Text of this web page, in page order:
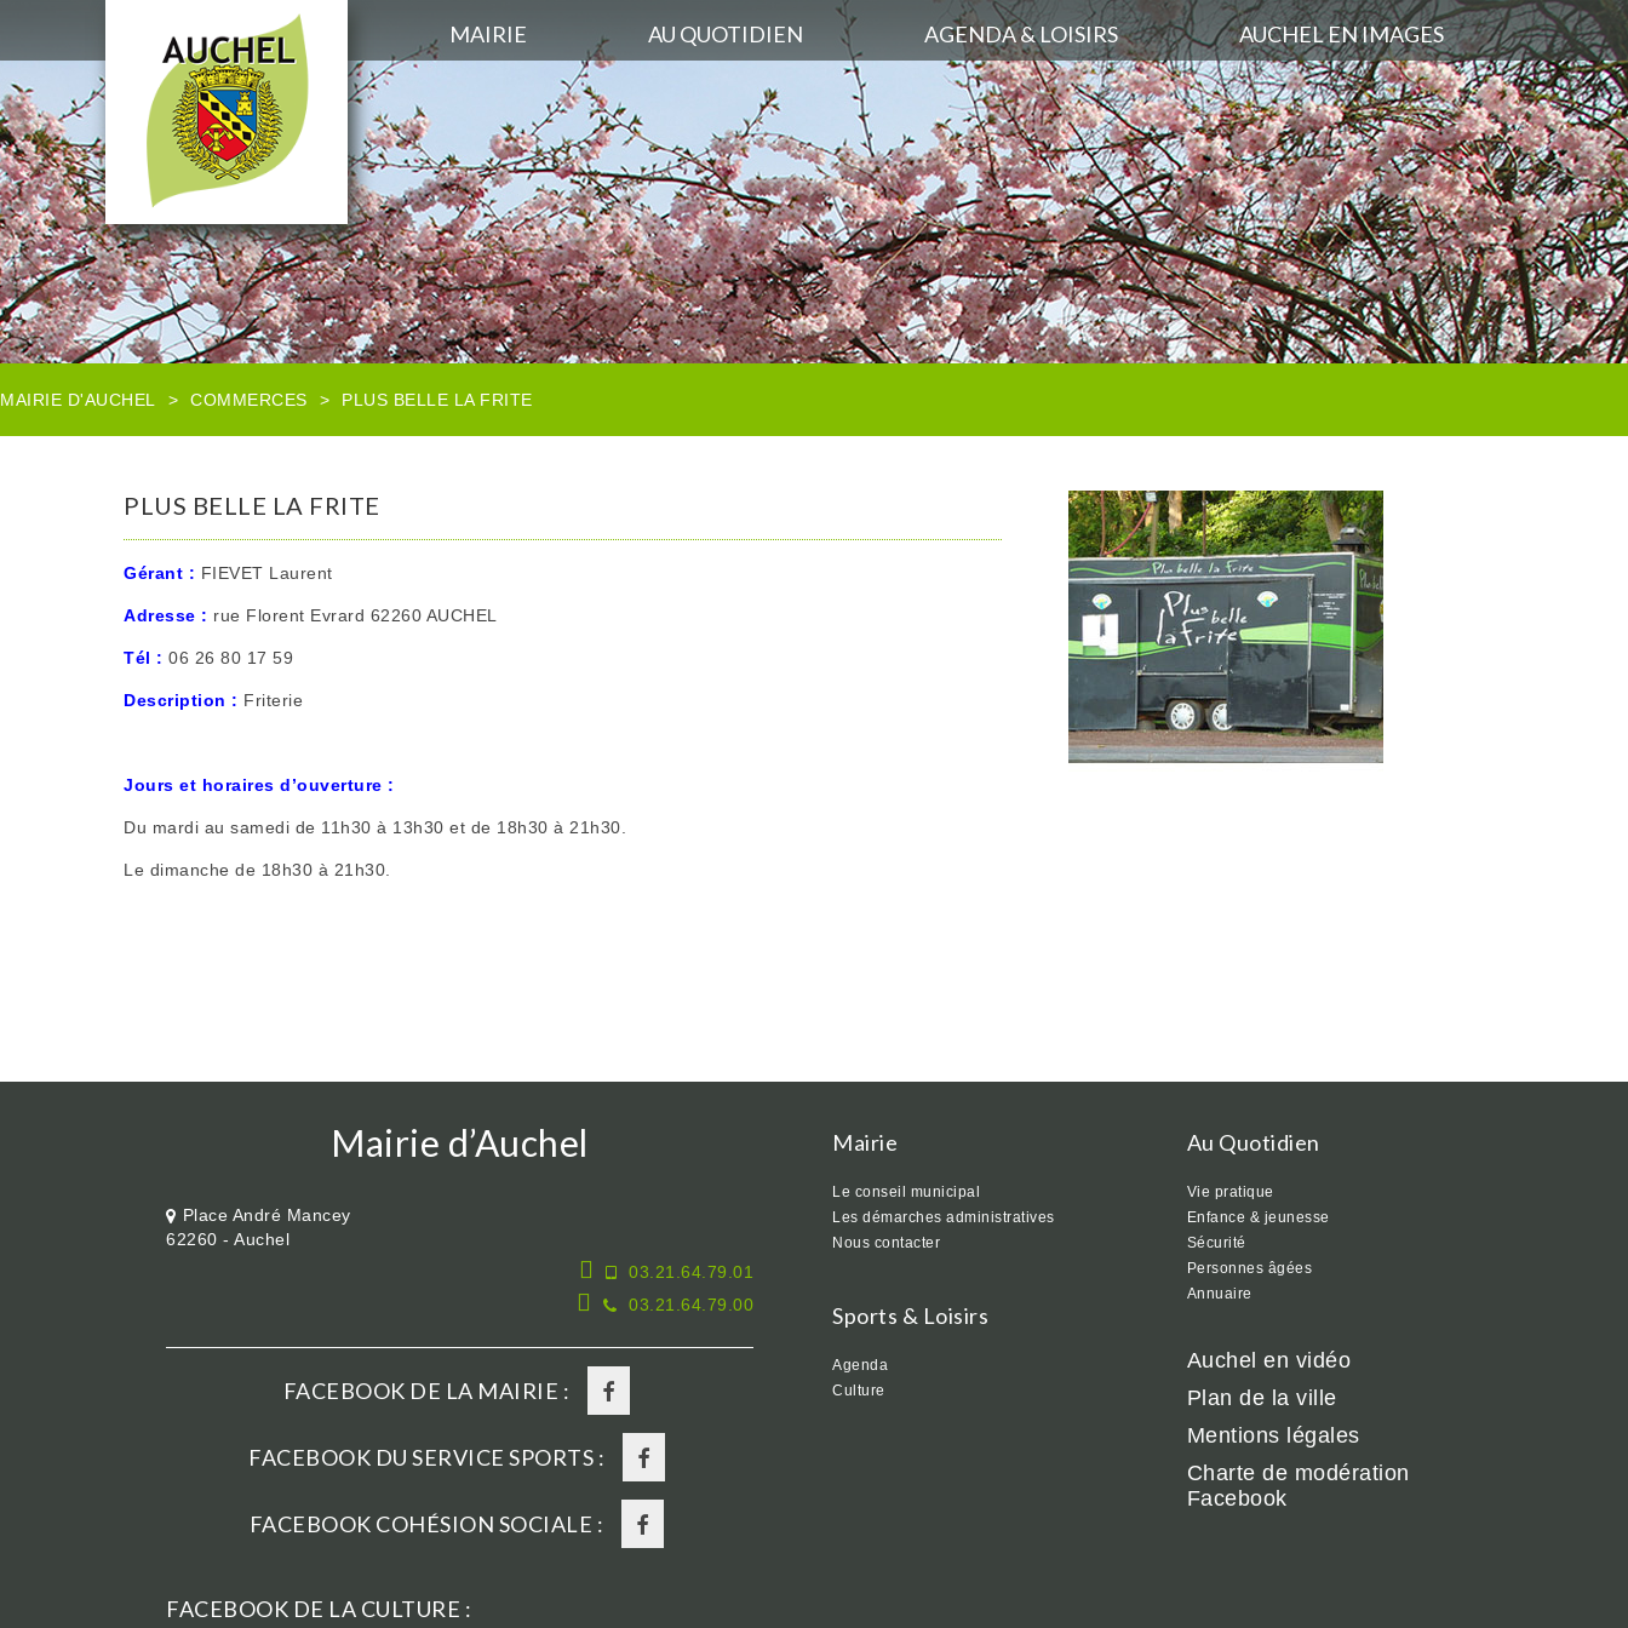
MAIRIE AU QUOTIDIEN AGENDA & LOISIRS AUCHEL EN IMAGES
MAIRIE D'AUCHEL > COMMERCES > PLUS BELLE LA FRITE
PLUS BELLE LA FRITE
Gérant : FIEVET Laurent
Adresse : rue Florent Evrard 62260 AUCHEL
Tél : 06 26 80 17 59
Description : Friterie
Jours et horaires d’ouverture :
Du mardi au samedi de 11h30 à 13h30 et de 18h30 à 21h30.
Le dimanche de 18h30 à 21h30.
Mairie d’Auchel
Place André Mancey
62260 - Auchel
03.21.64.79.01
03.21.64.79.00
FACEBOOK DE LA MAIRIE :
FACEBOOK DU SERVICE SPORTS :
FACEBOOK COHÉSION SOCIALE :
FACEBOOK DE LA CULTURE :
Mairie
Le conseil municipal
Les démarches administratives
Nous contacter
Sports & Loisirs
Agenda
Culture
Au Quotidien
Vie pratique
Enfance & jeunesse
Sécurité
Personnes âgées
Annuaire
Auchel en vidéo
Plan de la ville
Mentions légales
Charte de modération
Facebook